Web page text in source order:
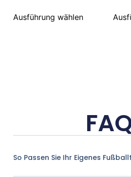
Ausführung wählen
So Passen Sie Ihr Eigenes